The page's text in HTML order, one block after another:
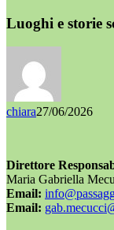
Luoghi e storie
chiara27/06/2026
Direttore
Maria Gabriella
Email:
Email: